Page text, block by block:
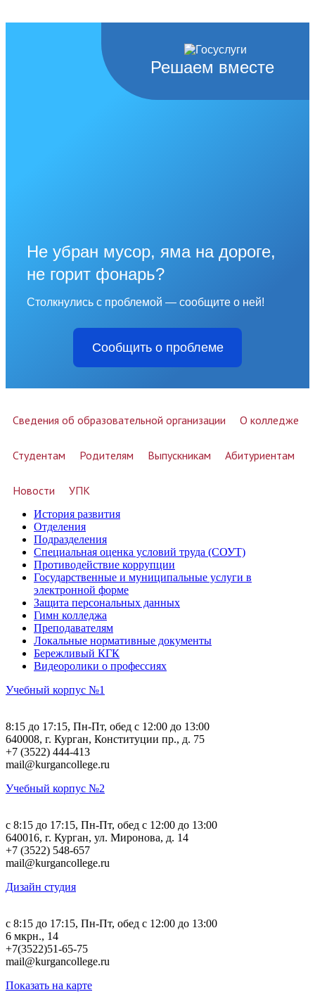
Решаем вместе
Не убран мусор, яма на дороге,
не горит фонарь?
Столкнулись с проблемой — сообщите о ней!
Сообщить о проблеме
Сведения об образовательной организации О колледже
Студентам Родителям Выпускникам Абитуриентам
Новости УПК
История развития
Отделения
Подразделения
Специальная оценка условий труда (СОУТ)
Противодействие коррупции
Государственные и муниципальные услуги в
электронной форме
Защита персональных данных
Гимн колледжа
Преподавателям
Локальные нормативные документы
Бережливый КГК
Видеоролики о профессиях
Учебный корпус №1
8:15 до 17:15, Пн-Пт, обед с 12:00 до 13:00
640008, г. Курган, Конституции пр., д. 75
+7 (3522) 444-413
mail@kurgancollege.ru
Учебный корпус №2
c 8:15 до 17:15, Пн-Пт, обед с 12:00 до 13:00
640016, г. Курган, ул. Миронова, д. 14
+7 (3522) 548-657
mail@kurgancollege.ru
Дизайн студия
c 8:15 до 17:15, Пн-Пт, обед с 12:00 до 13:00
6 мкрн., 14
+7(3522)51-65-75
mail@kurgancollege.ru
Показать на карте